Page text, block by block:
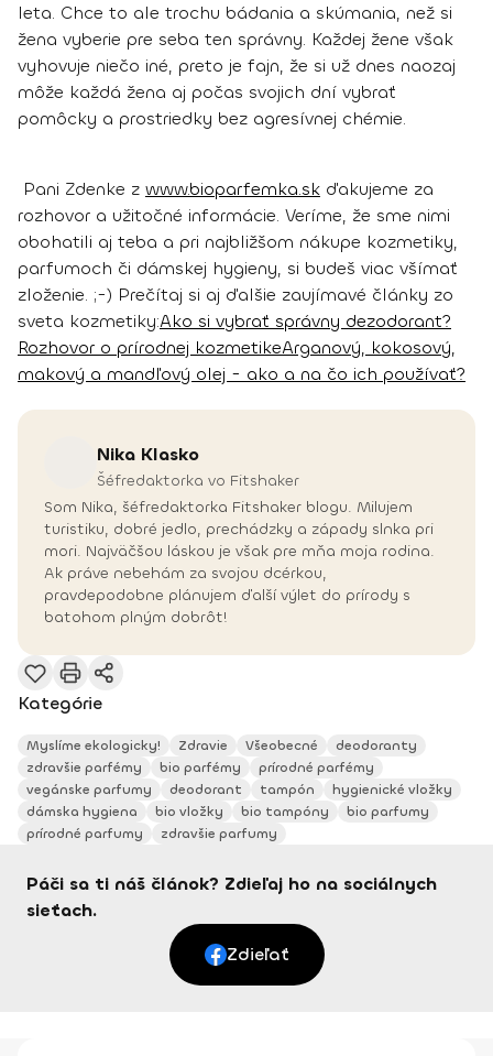
leta. Chce to ale trochu bádania a skúmania, než si
žena vyberie pre seba ten správny. Každej žene však
vyhovuje niečo iné, preto je fajn, že si už dnes naozaj
môže každá žena aj počas svojich dní vybrať
pomôcky a prostriedky bez agresívnej chémie.
Pani Zdenke z www.bioparfemka.sk ďakujeme za
rozhovor a užitočné informácie. Veríme, že sme nimi
obohatili aj teba a pri najbližšom nákupe kozmetiky,
parfumoch či dámskej hygieny, si budeš viac všímať
zloženie. ;-) Prečítaj si aj ďalšie zaujímavé články zo
sveta kozmetiky:Ako si vybrať správny dezodorant?
Rozhovor o prírodnej kozmetikeArganový, kokosový,
makový a mandľový olej - ako a na čo ich používať?
Nika Klasko
Šéfredaktorka vo Fitshaker
Som Nika, šéfredaktorka Fitshaker blogu. Milujem
turistiku, dobré jedlo, prechádzky a západy slnka pri
mori. Najväčšou láskou je však pre mňa moja rodina.
Ak práve nebehám za svojou dcérkou,
pravdepodobne plánujem ďalší výlet do prírody s
batohom plným dobrôt!
Kategórie
Myslíme ekologicky! Zdravie Všeobecné
deodoranty
zdravšie parfémy
bio parfémy
prírodné parfémy
vegánske parfumy
deodorant tampón
hygienické vložky
dámska hygiena
bio vložky bio tampóny
bio parfumy
prírodné parfumy
zdravšie parfumy
Páči sa ti náš článok? Zdieľaj ho na sociálnych
sieťach.
Zdieľať